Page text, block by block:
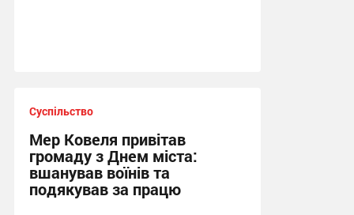
Суспільство
Мер Ковеля привітав
громаду з Днем міста:
вшанував воїнів та
подякував за працю